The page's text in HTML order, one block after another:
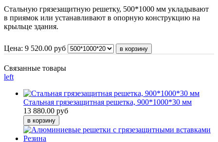
Стальную грязезащитную решетку, 500*1000 мм укладывают
в приямок или устанавливают в опорную конструкцию на
крыльце здания.
Цена: 9 520.00 руб
Связанные товары
left
Стальная грязезащитная решетка, 900*1000*30 мм
13 880.00 руб